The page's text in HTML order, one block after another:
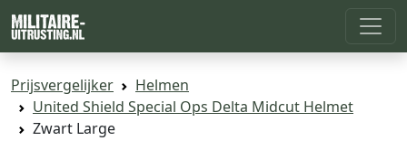
Prijsvergelijker
Helmen
United Shield Special Ops Delta Midcut Helmet
Zwart Large